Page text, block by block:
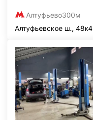
Алтуфьево300м
Алтуфьевское ш., 48к4